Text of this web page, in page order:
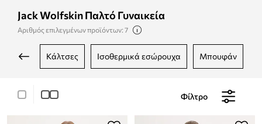
Jack Wolfskin Παλτό Γυναικεία
Αριθμός επιλεγμένων προϊόντων: 7
κάλτσες ισοθερμικά εσώρουχα μπουφάν
Φίλτρο